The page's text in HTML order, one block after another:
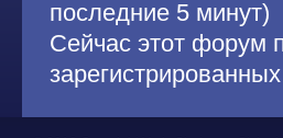
последние 5 минут)
Сейчас этот форум